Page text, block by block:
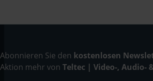
Abonnieren Sie den kostenlosen
Aktion mehr von Teltec | Video-, Audio-